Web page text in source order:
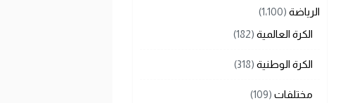
الرياضة (1٬100)
الكرة العالمية (182)
الكرة الوطنية (318)
مختلفات (109)